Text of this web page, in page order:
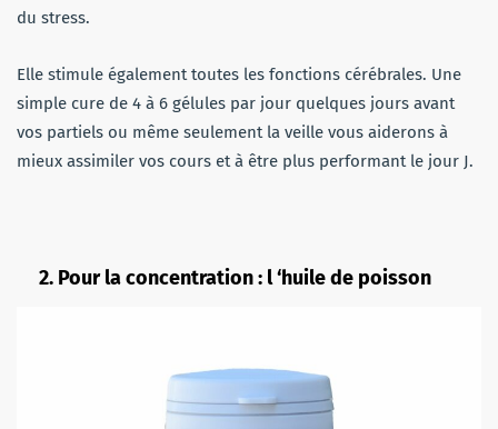
du stress.
Elle stimule également toutes les fonctions cérébrales. Une
simple cure de 4 à 6 gélules par jour quelques jours avant
vos partiels ou même seulement la veille vous aiderons à
mieux assimiler vos cours et à être plus performant le jour J.
2. Pour la concentration : l ‘huile de poisson